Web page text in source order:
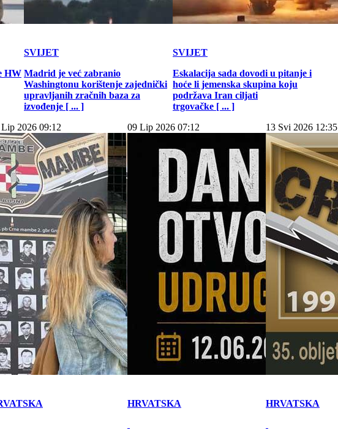
HW
SVIJET
Madrid je već zabranio
Washingtonu korištenje zajednički
upravljanih zračnih baza za
izvođenje [ ... ]
SVIJET
Eskalacija sada dovodi u pitanje i
hoće li jemenska skupina koju
podržava Iran ciljati
trgovačke [ ... ]
Lip 2026 09:12 09 Lip 2026 07:12
HRVATSKA
13 Svi 2026 12:35
HRVATSKA